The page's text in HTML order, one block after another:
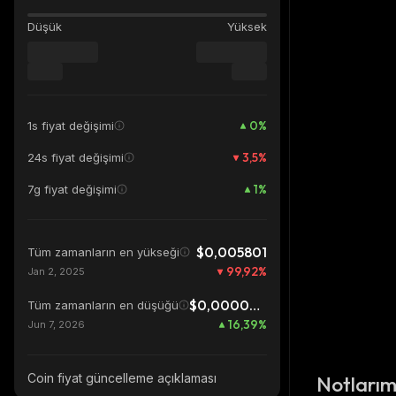
Düşük Yüksek
1s fiyat değişimi 0%
24s fiyat değişimi 3,5%
7g fiyat değişimi 1%
Tüm zamanların en yükseği $0,005801
Jan 2, 2025 99,92%
Tüm zamanların en düşüğü $0,00000415
Jun 7, 2026 16,39%
Coin fiyat güncelleme açıklaması Notlarım